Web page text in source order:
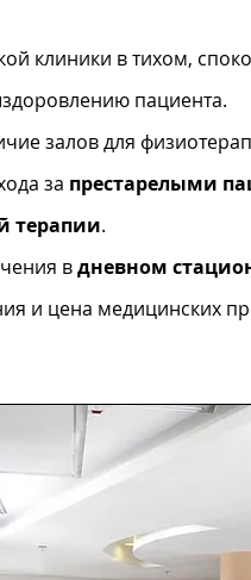
клиники в тихом,
пациента.
залов для
за престарелыми
терапии.
вдневном
и цена медицинских